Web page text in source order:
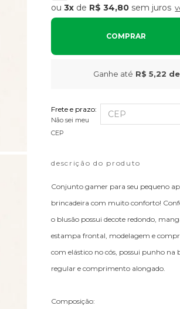
3x de R$ 34,80 sem juros
COMPRAR
Ganhe até R$ 5,22
Frete e prazo:
Não sei meu
CEP
descrição do produto
Conjunto gamer para seu pequeno
brincadeira com muito conforto!
o blusão possui decote redondo,
estampa frontal, modelagem e
com elástico no cós, possui punho na
regular e comprimento alongado.
Composição: